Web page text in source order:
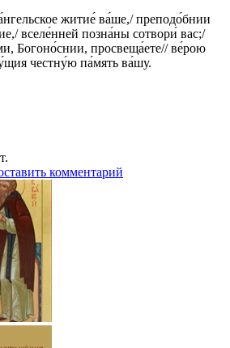
житие́ ва́ше,/ преподо́бнии
вселе́нней позна́ны сотвори́ вас;/
Богоно́снии, просвеща́ете// ве́рою
честну́ю па́мять ва́шу.
комментарий